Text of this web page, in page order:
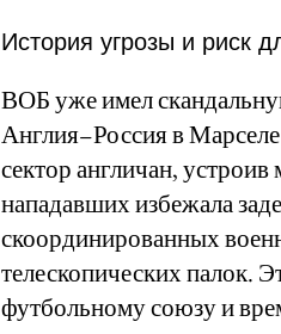
История угрозы и риск
ВОБ уже имел
Англия–Россия в
сектор англичан,
нападавших избежала
скоординированных
телескопических палок.
футбольному союзу и